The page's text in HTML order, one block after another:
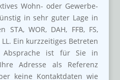
Wohn- oder Gewerbe-
in sehr guter Lage in
STA, WOR, DAH, FFB, FS,
LL. Ein kurzzeitiges Betreten
Absprache ist für Sie in
Adresse als Referenz
keine Kontaktdaten wie